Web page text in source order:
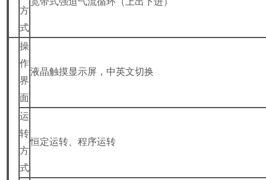
方
式
操
作
界
面
液晶触摸显示屏，中英文切换
运
转
方
式
恒定运转、程序运转